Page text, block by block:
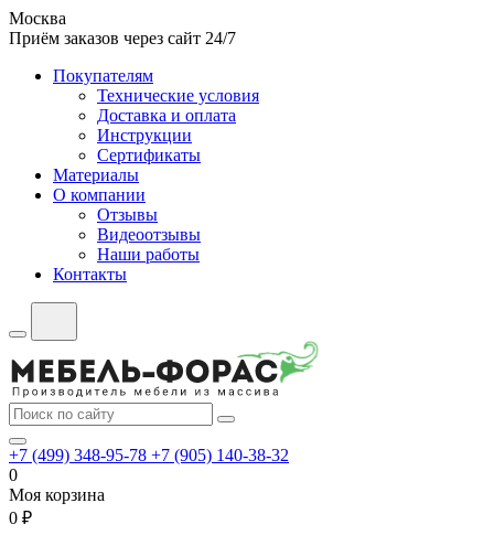
Москва
Приём заказов через сайт 24/7
Покупателям
Технические условия
Доставка и оплата
Инструкции
Сертификаты
Материалы
О компании
Отзывы
Видеоотзывы
Наши работы
Контакты
+7 (499) 348-95-78 +7 (905) 140-38-32
0
Моя корзина
0 ₽